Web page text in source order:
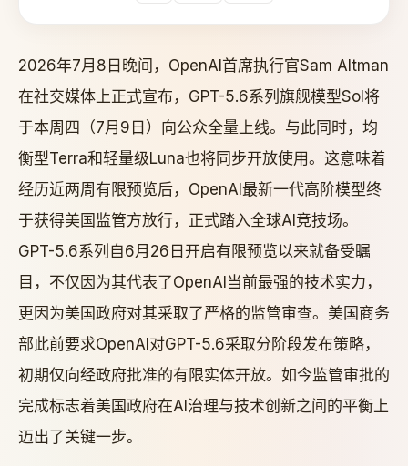
2026年7月8日晚间，OpenAI首席执行官Sam Altman
在社交媒体上正式宣布，GPT-5.6系列旗舰模型Sol将
于本周四（7月9日）向公众全量上线。与此同时，均
衡型Terra和轻量级Luna也将同步开放使用。这意味着
经历近两周有限预览后，OpenAI最新一代高阶模型终
于获得美国监管方放行，正式踏入全球AI竞技场。
GPT-5.6系列自6月26日开启有限预览以来就备受瞩
目，不仅因为其代表了OpenAI当前最强的技术实力，
更因为美国政府对其采取了严格的监管审查。美国商务
部此前要求OpenAI对GPT-5.6采取分阶段发布策略，
初期仅向经政府批准的有限实体开放。如今监管审批的
完成标志着美国政府在AI治理与技术创新之间的平衡上
迈出了关键一步。